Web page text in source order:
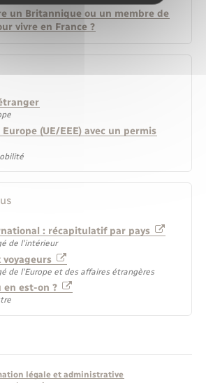
un Britannique ou un membre de
vivre en France ?
(UE/EEE) avec un permis
: récapitulatif par pays
de l'intérieur
voyageurs
de l'Europe et des affaires étrangères
en est-on ?
légale et administrative